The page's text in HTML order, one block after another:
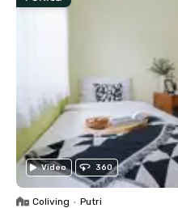
Video 360
Coliving • Putri